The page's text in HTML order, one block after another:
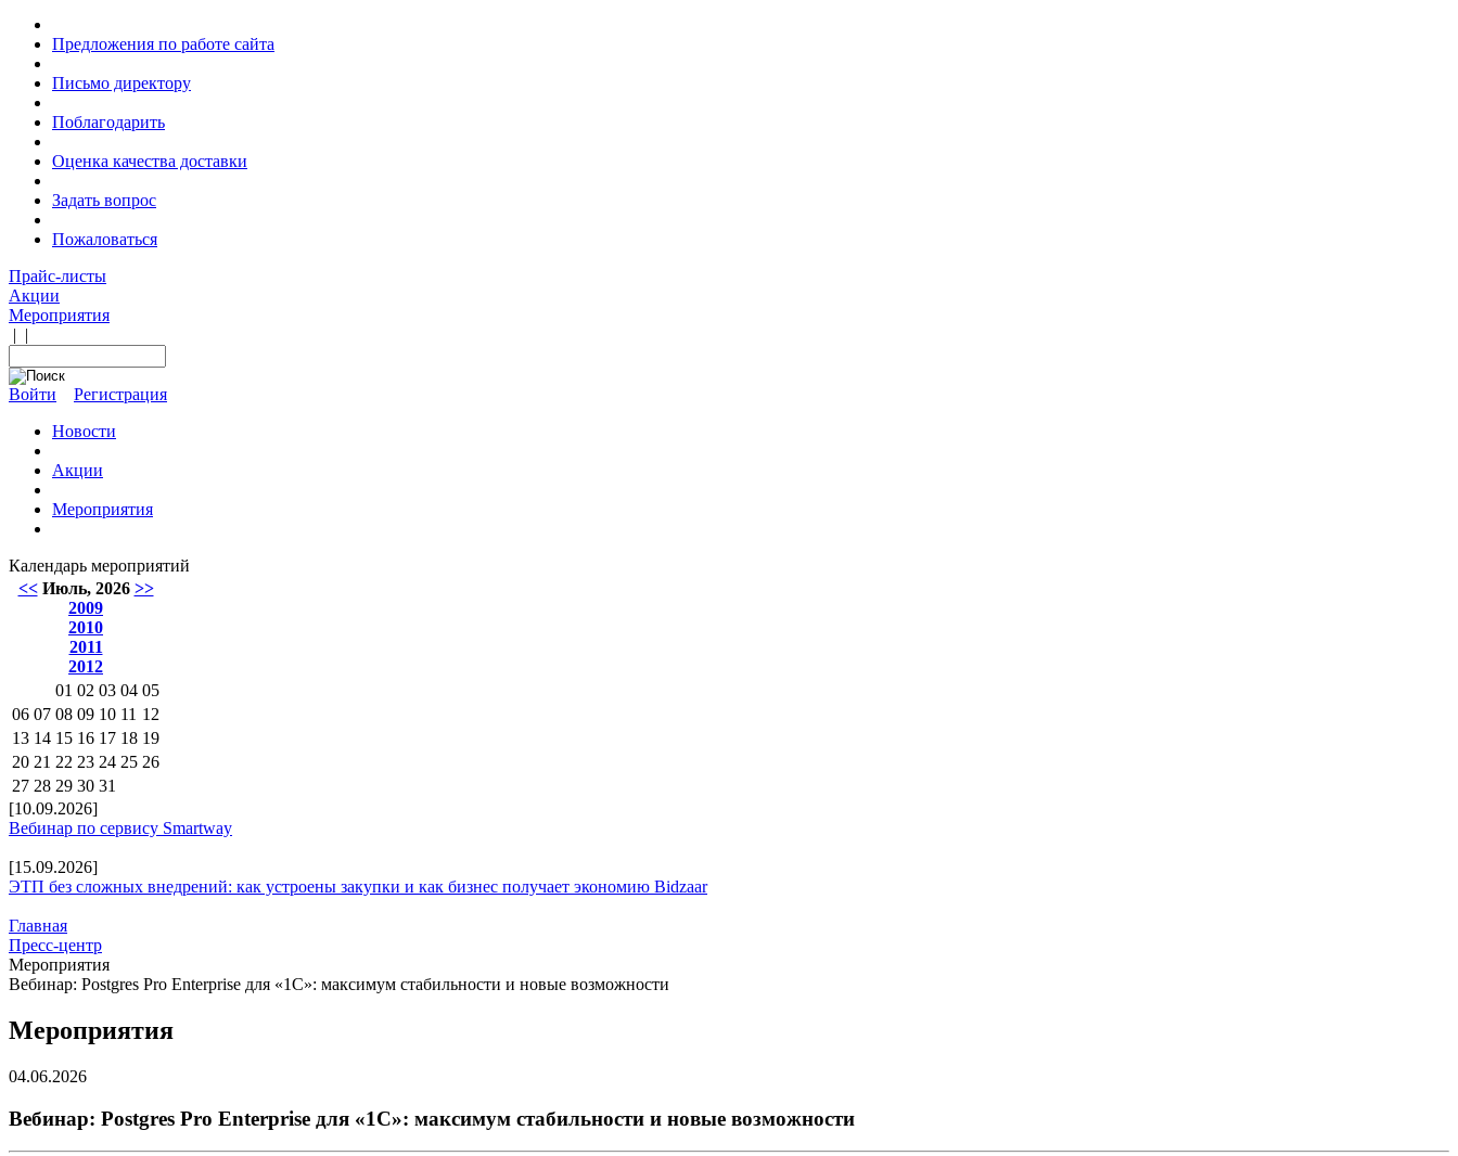
Предложения по работе сайта
Письмо директору
Поблагодарить
Оценка качества доставки
Задать вопрос
Пожаловаться
Прайс-листы
Акции
Мероприятия
| |
Войти
Регистрация
Новости
Акции
Мероприятия
Календарь мероприятий
<< Июль, 2026 >>
2009
2010
2011
2012
01 02 03 04 05
06 07 08 09 10 11 12
13 14 15 16 17 18 19
20 21 22 23 24 25 26
27 28 29 30 31
[10.09.2026]
Вебинар по сервису Smartway
[15.09.2026]
ЭТП без сложных внедрений: как устроены закупки и как бизнес получает экономию Bidzaar
Главная
Пресс-центр
Мероприятия
Вебинар: Postgres Pro Enterprise для «1С»: максимум стабильности и новые возможности
Мероприятия
04.06.2026
Вебинар: Postgres Pro Enterprise для «1С»: максимум стабильности и новые возможности